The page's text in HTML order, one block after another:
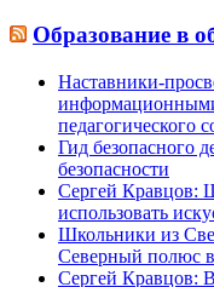
Образование в
Наставники-
педагогического
Гид безопасного
безопасности
Сергей Кравцов:
использовать
Школьники из
Северный полюс
Сергей Кравцов: